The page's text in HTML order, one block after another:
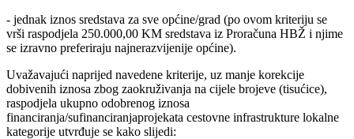
- jednak iznos sredstava za sve općine/grad (po ovom kriteriju se
vrši raspodjela 250.000,00 KM sredstava iz Proračuna HBŽ i njime
se izravno preferiraju najnerazvijenije općine).
Uvažavajući naprijed navedene kriterije, uz manje korekcije
dobivenih iznosa zbog zaokruživanja na cijele brojeve (tisućice),
raspodjela ukupno odobrenog iznosa
financiranja/sufinanciranjaprojekata cestovne infrastrukture lokalne
kategorije utvrđuje se kako slijedi: